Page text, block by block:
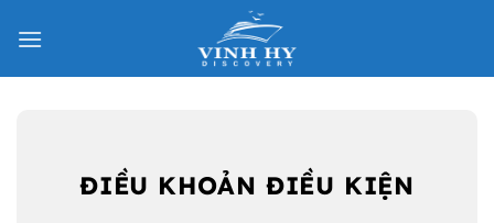
qua
ĐIỀU KHOẢN ĐIỀU KIỆN